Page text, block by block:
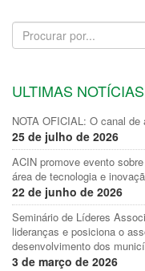
ULTIMAS NOTÍCIAS
NOTA OFICIAL: O canal
25 de julho de 2026
ACIN promove evento
área de tecnologia e
22 de junho de 2026
Seminário de Líderes
lideranças e posiciona o
desenvolvimento dos
3 de março de 2026